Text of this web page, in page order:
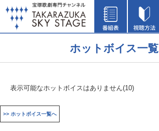
ホットボイス一覧
表示可能なホットボイスはありません(10)
>> ホットボイス一覧へ